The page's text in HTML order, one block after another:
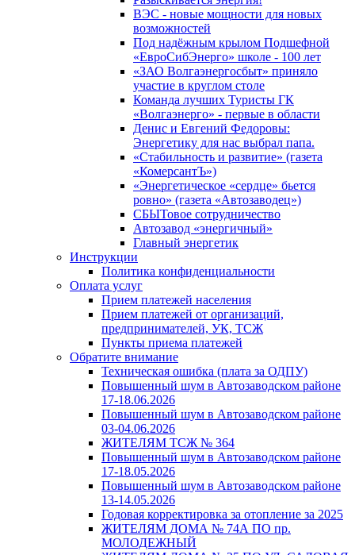
ВЭС - новые мощности для новых
возможностей
Под надёжным крылом Подшефной
«ЕвроСибЭнерго» школе - 100 лет
«ЗАО Волгаэнергосбыт» приняло
участие в круглом столе
Команда лучших Туристы ГК
«Волгаэнерго» - первые в области
Денис и Евгений Федоровы:
Энергетику для нас выбрал папа.
«Стабильность и развитие» (газета
«КомерсантЪ»)
«Энергетическое «сердце» бьется
ровно» (газета «Автозаводец»)
СБЫТовое сотрудничество
Автозавод «энергичный»
Главный энергетик
Инструкции
Политика конфиденциальности
Оплата услуг
Прием платежей населения
Прием платежей от организаций,
предпринимателей, УК, ТСЖ
Пункты приема платежей
Обратите внимание
Техническая ошибка (плата за ОДПУ)
Повышенный шум в Автозаводском районе
17-18.06.2026
Повышенный шум в Автозаводском районе
03-04.06.2026
ЖИТЕЛЯМ ТСЖ № 364
Повышенный шум в Автозаводском районе
17-18.05.2026
Повышенный шум в Автозаводском районе
13-14.05.2026
Годовая корректировка за отопление за 2025
ЖИТЕЛЯМ ДОМА № 74А ПО пр.
МОЛОДЕЖНЫЙ